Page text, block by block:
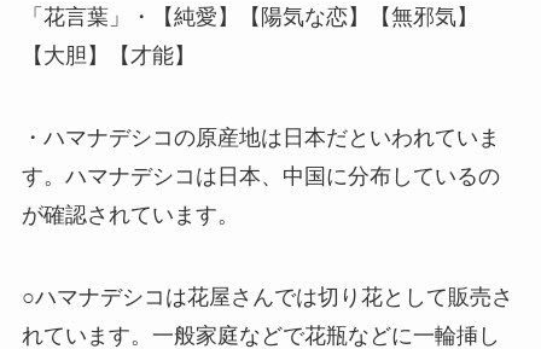
「花言葉」・【純愛】【陽気な恋】【無邪気】
【大胆】【才能】
・ハマナデシコの原産地は日本だといわれていま
す。ハマナデシコは日本、中国に分布しているの
が確認されています。
○ハマナデシコは花屋さんでは切り花として販売さ
れています。一般家庭などで花瓶などに一輪挿し